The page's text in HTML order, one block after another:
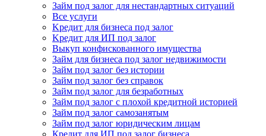
Займ под залог для нестандартных ситуаций
Все услуги
Kредит для бизнеса под залог
Kредит для ИП под залог
Выкуп конфискованного имущества
Займ для бизнеса под залог недвижимости
Займ под залог без истории
Займ под залог без справок
Займ под залог для безработных
Займ под залог с плохой кредитной историей
Займ под залог самозанятым
Займ под залог юридическим лицам
Кредит для ИП под залог бизнеса